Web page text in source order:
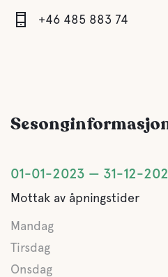
+46 485 883 74
01-01-2023 31-12-
Mottak av åpningstider
Mandag
Tirsdag
Onsdag